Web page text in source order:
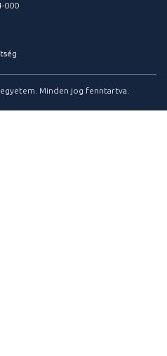
000
Minden jog fenntartva.